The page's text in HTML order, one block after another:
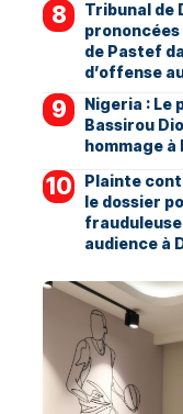
Tribunal de
de Pastef
d’offense
Nigeria : Le
Bassirou
hommage à
Plainte
le dossier
audience à